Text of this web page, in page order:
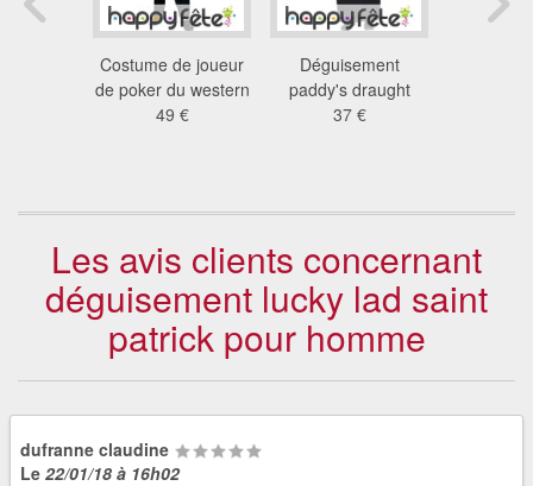
Costume de joueur
de poker du western
49 €
Déguisement
paddy's draught
37 €
Les avis clients concernant
déguisement lucky lad saint
patrick pour homme
dufranne claudine
Le 22/01/18 à 16h02